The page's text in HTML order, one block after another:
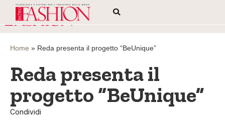
Home » Reda presenta il progetto “BeUnique”
Reda presenta il
progetto “BeUnique”
Condividi